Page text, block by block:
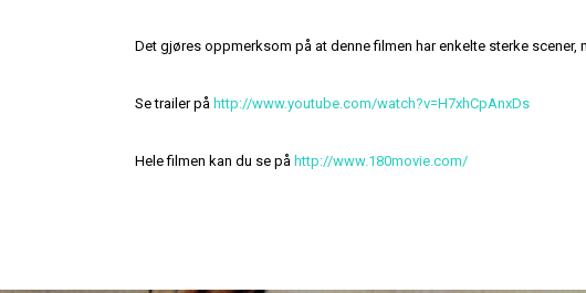
Det gjøres oppmerksom på at denne filmen har enkelte sterke scener,
Se trailer på http://www.youtube.com/watch?v=H7xhCpAnxDs
Hele filmen kan du se på http://www.180movie.com/